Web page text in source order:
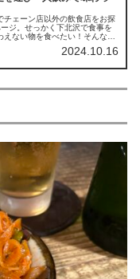
チェーン店以外の飲食店をお探
ジ。せっかく下北沢で食事を
ない物を食べたい！そんな風
鳥にカレー、孤独のグルメで有
2024.10.16